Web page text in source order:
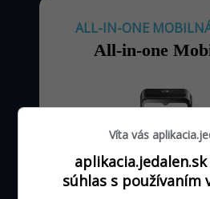
ALL-IN-ONE
All-in-one
Víta vás
súhlas s používaním